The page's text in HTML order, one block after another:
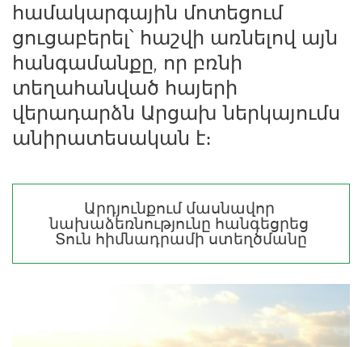
համակարգային մոտեցում
ցուցաբերել՝ հաշվի առնելով այն
հանգամանքը, որ բռնի
տեղահանված հայերի
վերադարձն Արցախ ներկայումս
անիրատեսական է։
Արդյունքում մասնավոր
նախաձեռնությունը հանգեցրեց
Տուն հիմնադրամի ստեղծմանը